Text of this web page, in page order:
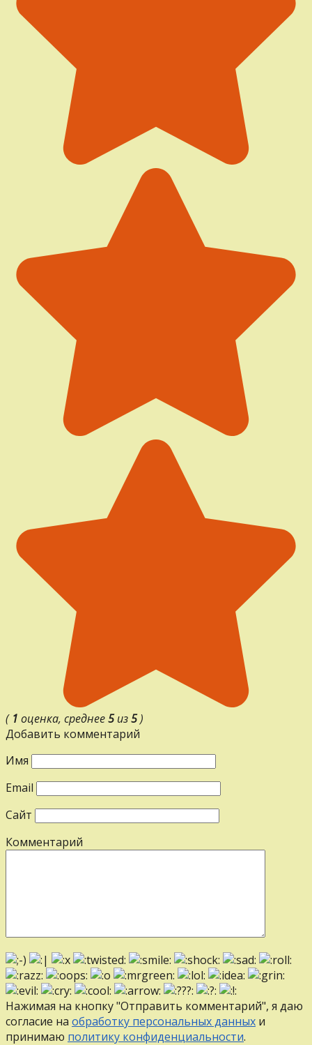
( 1 оценка, среднее5из5)
Добавить комментарий
Имя
Email
Сайт
Комментарий
Нажимая на кнопку "Отправить комментарий", я даю
согласие на обработку персональных данных и
принимаю политику конфиденциальности.